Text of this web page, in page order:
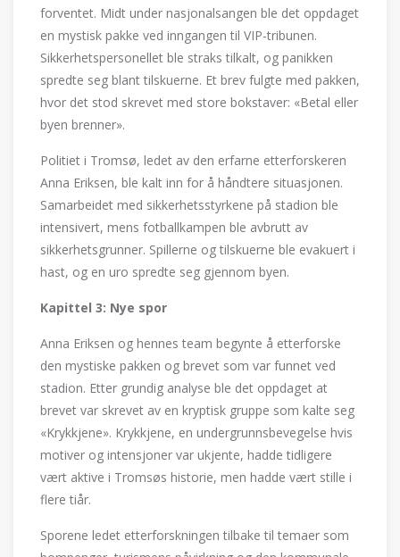
forventet. Midt under nasjonalsangen ble det oppdaget
en mystisk pakke ved inngangen til VIP-tribunen.
Sikkerhetspersonellet ble straks tilkalt, og panikken
spredte seg blant tilskuerne. Et brev fulgte med pakken,
hvor det stod skrevet med store bokstaver: «Betal eller
byen brenner».
Politiet i Tromsø, ledet av den erfarne etterforskeren
Anna Eriksen, ble kalt inn for å håndtere situasjonen.
Samarbeidet med sikkerhetsstyrkene på stadion ble
intensivert, mens fotballkampen ble avbrutt av
sikkerhetsgrunner. Spillerne og tilskuerne ble evakuert i
hast, og en uro spredte seg gjennom byen.
Kapittel 3: Nye spor
Anna Eriksen og hennes team begynte å etterforske
den mystiske pakken og brevet som var funnet ved
stadion. Etter grundig analyse ble det oppdaget at
brevet var skrevet av en kryptisk gruppe som kalte seg
«Krykkjene». Krykkjene, en undergrunnsbevegelse hvis
motiver og intensjoner var ukjente, hadde tidligere
vært aktive i Tromsøs historie, men hadde vært stille i
flere tiår.
Sporene ledet etterforskningen tilbake til temaer som